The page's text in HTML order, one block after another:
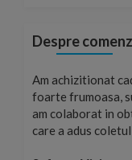
Despre
Am achizitionat
foarte frumoasa,
am colaborat in
care a adus